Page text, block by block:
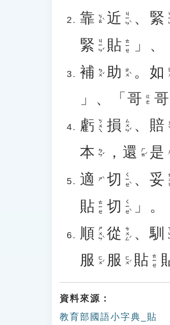
靠 ㄎㄠˋ 近 ㄐㄧㄣˋ 、 緊 ㄐ
緊 ㄐㄧㄣˇ 貼 ㄊㄧㄝ 」、
補 ㄅㄨˇ 助 ㄓㄨˋ 。 如
」、「 哥 ㄍㄜ 哥
虧 ㄎㄨㄟ 損 ㄙㄨㄣˇ 、 賠
本 ㄅㄣˇ ， 還 ㄏㄞˊ 是
適
ㄕˋ 切 ㄑㄧㄝˋ 、 妥 ㄊ
貼 ㄊㄧㄝ 切 ㄑㄧㄝˋ
」。
順 ㄕㄨㄣˋ 從 ㄘㄨㄥˊ 、馴
服 ㄈㄨˊ 服 ㄈㄨˊ 貼 ㄊㄧㄝ
資料來源：
教育部國語小字典_貼